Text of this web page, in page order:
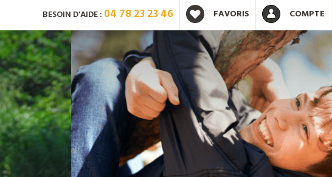
COMPTE
Vous avez déjà un compte ?
OK
Mot de passe oublié ?
FAVORIS
BESOIN D'AIDE : 04 78 23 23 46